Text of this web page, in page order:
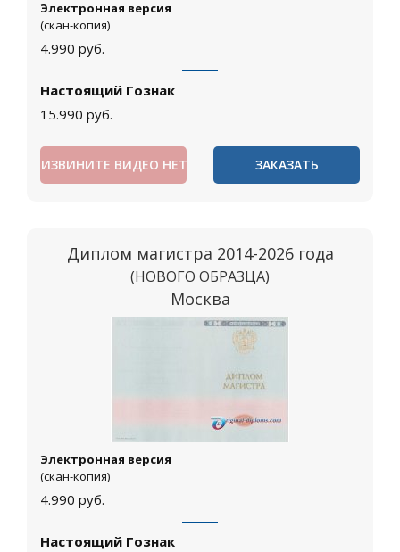
Электронная версия
(скан-копия)
4.990 руб.
Настоящий Гознак
15.990 руб.
ИЗВИНИТЕ ВИДЕО НЕТ ЗАКАЗАТЬ
Диплом магистра 2014-2026 года
(НОВОГО ОБРАЗЦА)
Москва
Электронная версия
(скан-копия)
4.990 руб.
Настоящий Гознак